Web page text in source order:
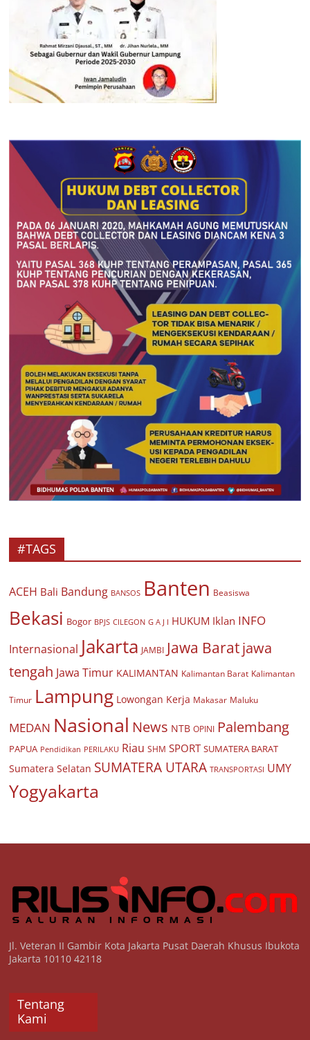
#TAGS
ACEH Bali Bandung BANSOS Banten Beasiswa
Bekasi Bogor BPJS CILEGON G A J I HUKUM Iklan INFO
Internasional Jakarta JAMBI Jawa Baratjawa
tengah Jawa Timur KALIMANTAN Kalimantan Barat Kalimantan
Timur Lampung Lowongan Kerja Makasar Maluku
MEDAN Nasional News NTB OPINI Palembang
PAPUA Pendidikan PERILAKU Riau SHM SPORT SUMATERA BARAT
Sumatera Selatan SUMATERA UTARA TRANSPORTASI UMY
Yogyakarta
Jl. Veteran II Gambir Kota Jakarta Pusat Daerah Khusus Ibukota
Jakarta 10110 42118
Tentang
Kami